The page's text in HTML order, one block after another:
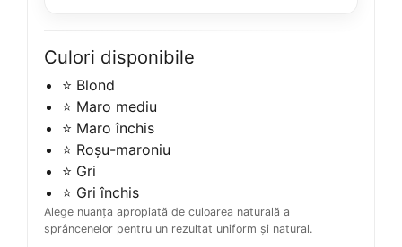
Culori disponibile
⭐ Blond
⭐ Maro mediu
⭐ Maro închis
⭐ Roșu-maroniu
⭐ Gri
⭐ Gri închis
Alege nuanța apropiată de culoarea naturală a
sprâncenelor pentru un rezultat uniform și natural.